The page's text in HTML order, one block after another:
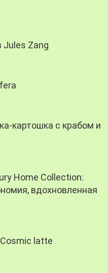
Jules Zang
картошка с крабом и
Home Collection:
вдохновленная
latte